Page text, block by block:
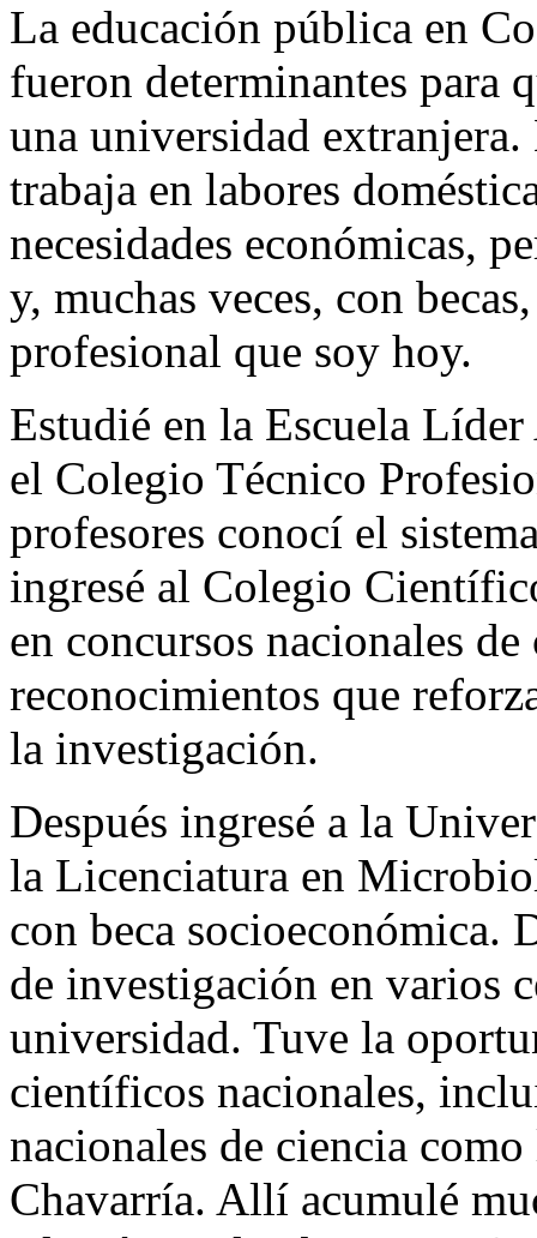
La educación pública en
fueron determinantes para
una universidad
trabaja en labores
necesidades económicas,
y, muchas veces, con
profesional que soy hoy.
Estudié en la Escuela
el Colegio Técnico
profesores conocí el
ingresé al Colegio
en concursos nacionales
reconocimientos que
la investigación.
Después ingresé a la
la Licenciatura en
con beca socioeconómica.
de investigación en varios
universidad. Tuve la
científicos nacionales,
nacionales de ciencia
Chavarría. Allí acumulé